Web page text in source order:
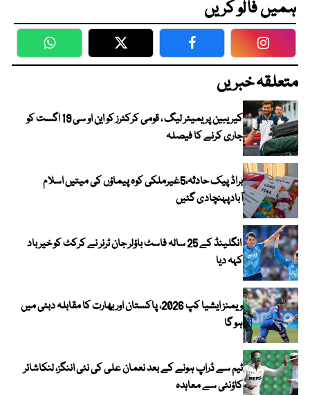
ہمیں فالو کریں
WhatsApp Twitter Facebook
متعلقہ خبریں
کیریبین پریمیئر لیگ ، قومی کرکٹرز کو این او سی 19 اگست کو
جاری کرنے کا فیصلہ
براڈ پیک حادثہ،5غیرملکی کوہ پیماؤں کی میتیں اسلام
آبادپہنچادی گئیں
انگلینڈ کے 25 سالہ فاسٹ باؤلر جان ٹرنر نے کرکٹ کو خیر باد
کہہ دیا
ویمنز ایشیا کپ 2026، پاکستان اور بھارت کا مقابلہ دبئی میں
ہو گا
ٹیم سے ڈراپ ہونے کے بعد نعمان علی کی نئی اننگز، لنکاشائر
کاؤنٹی سے معاہدہ